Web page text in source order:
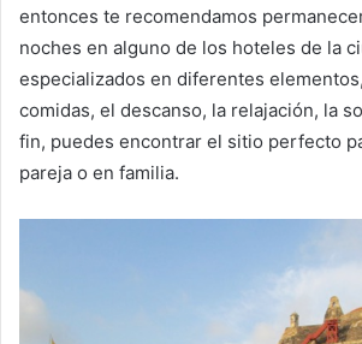
entonces te recomendamos
noches en alguno de los hoteles de la
especializados en diferentes
comidas, el descanso, la relajación, la
fin, puedes encontrar el sitio perfecto
pareja o en familia.